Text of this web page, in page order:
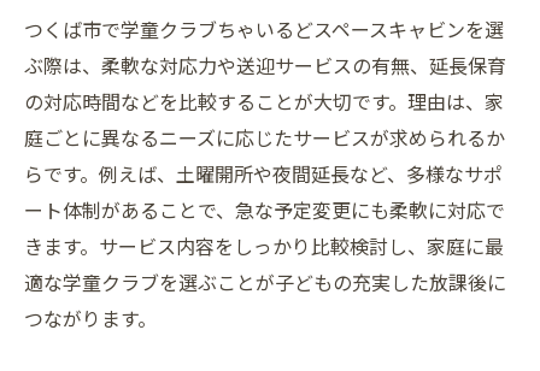
つくば市で学童クラブちゃいるどスペースキャビンを選
ぶ際は、柔軟な対応力や送迎サービスの有無、延長保育
の対応時間などを比較することが大切です。理由は、家
庭ごとに異なるニーズに応じたサービスが求められるか
らです。例えば、土曜開所や夜間延長など、多様なサポ
ート体制があることで、急な予定変更にも柔軟に対応で
きます。サービス内容をしっかり比較検討し、家庭に最
適な学童クラブを選ぶことが子どもの充実した放課後に
つながります。